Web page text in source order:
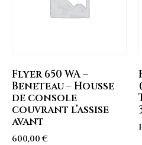
Flyer 650 WA –
Beneteau – Housse
de console
couvrant l’assise
avant
600,00€